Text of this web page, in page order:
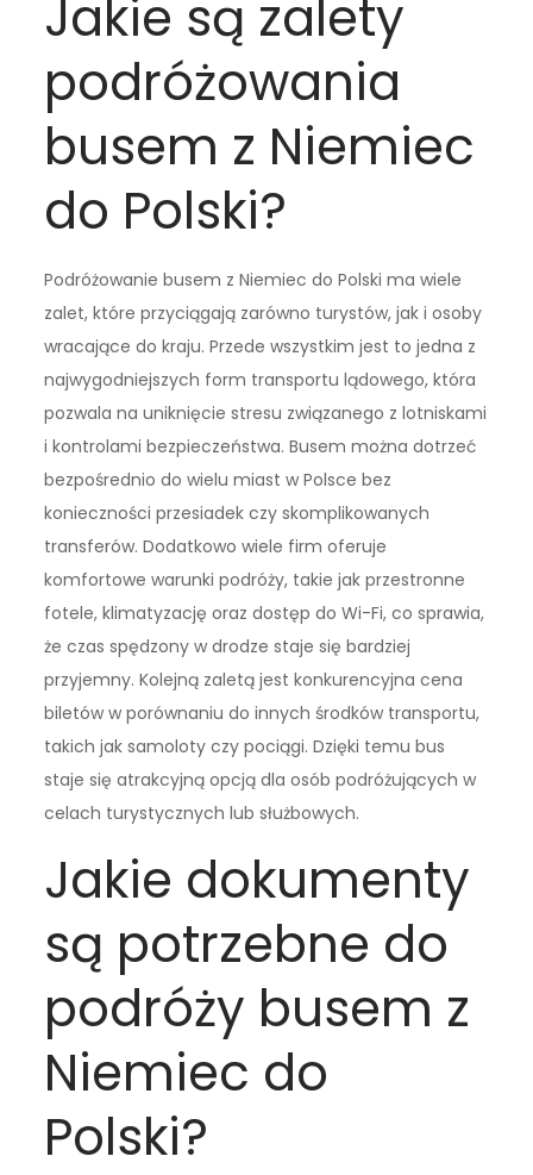
Jakie są zalety
podróżowania
busem z Niemiec
do Polski?
Podróżowanie busem z Niemiec do Polski ma wiele
zalet, które przyciągają zarówno turystów, jak i osoby
wracające do kraju. Przede wszystkim jest to jedna z
najwygodniejszych form transportu lądowego, która
pozwala na uniknięcie stresu związanego z lotniskami
i kontrolami bezpieczeństwa. Busem można dotrzeć
bezpośrednio do wielu miast w Polsce bez
konieczności przesiadek czy skomplikowanych
transferów. Dodatkowo wiele firm oferuje
komfortowe warunki podróży, takie jak przestronne
fotele, klimatyzację oraz dostęp do Wi-Fi, co sprawia,
że czas spędzony w drodze staje się bardziej
przyjemny. Kolejną zaletą jest konkurencyjna cena
biletów w porównaniu do innych środków transportu,
takich jak samoloty czy pociągi. Dzięki temu bus
staje się atrakcyjną opcją dla osób podróżujących w
celach turystycznych lub służbowych.
Jakie dokumenty
są potrzebne do
podróży busem z
Niemiec do
Polski?